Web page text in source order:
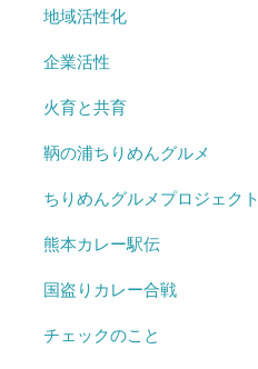
地域活性化
企業活性
火育と共育
鞆の浦ちりめんグルメ
ちりめんグルメプロジェクト
熊本カレー駅伝
国盗りカレー合戦
チェックのこと